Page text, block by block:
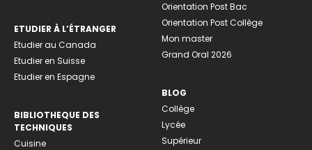
ETUDIER À L’ÉTRANGER
Etudier au Canada
Etudier en Suisse
Etudier en Espagne
BIBLIOTHEQUE DES
TECHNIQUES
Cuisine
Orientation Post Bac
Orientation Post Collège
Mon master
Grand Oral 2026
BLOG
Collège
Lycée
Supérieur